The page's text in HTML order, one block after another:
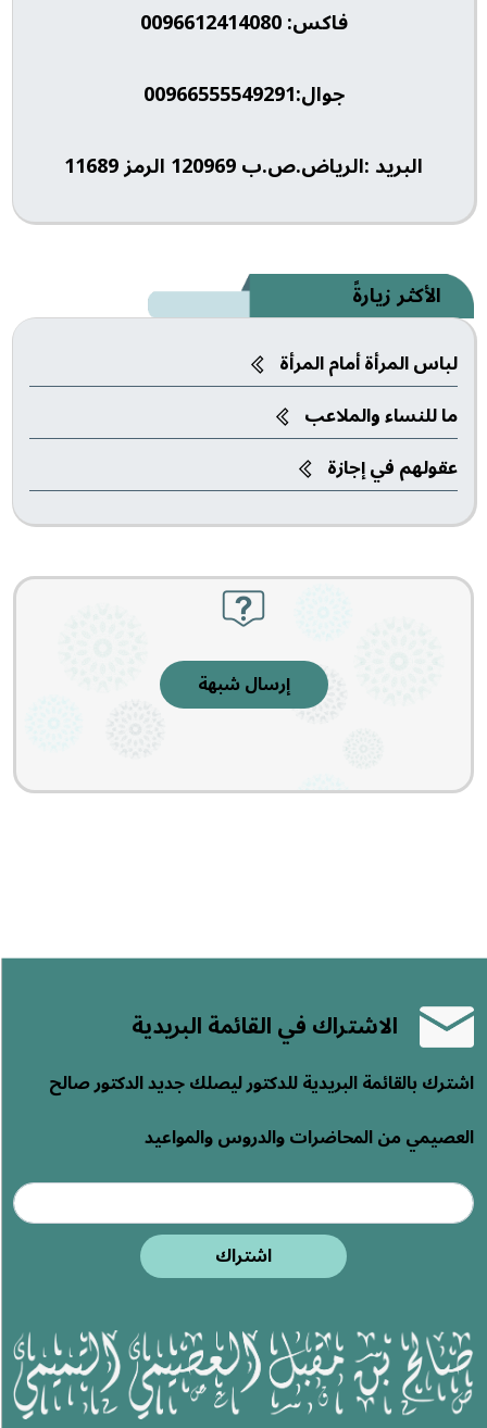
الأكثر زيارةً
لباس المرأة أمام المرأة
ما للنساء والملاعب‎
عقولهم في إجازة
إرسال شبهة
فاكس: 0096612414080
جوال:00966555549291
البريد :الرياض.ص.ب 120969 الرمز 11689
الاشتراك في القائمة البريدية
اشترك بالقائمة البريدية للدكتور ليصلك جديد الدكتور صالح
العصيمي من المحاضرات والدروس والمواعيد
اشتراك